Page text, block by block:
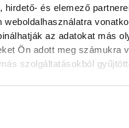
hirdető- és elemező
weboldalhasználatra
az adatokat más
Ön adott meg számukra
szolgáltatásokból